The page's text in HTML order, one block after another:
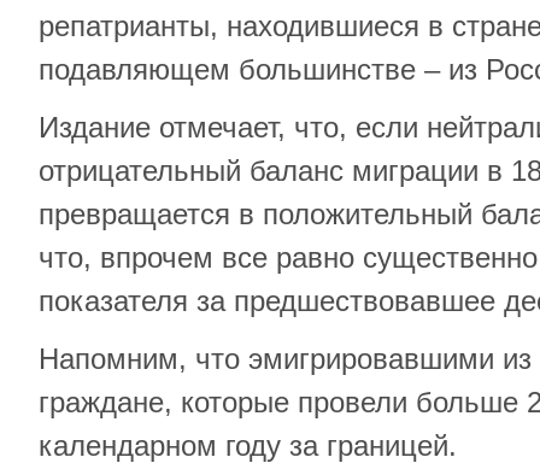
репатрианты, находившиеся в
подавляющем большинстве – из
Издание отмечает, что, если
отрицательный баланс миграции в
превращается в положительный
что, впрочем все равно
показателя за предшествовавшее
Напомним, что эмигрировавшими из
граждане, которые провели больше
календарном году за границей.